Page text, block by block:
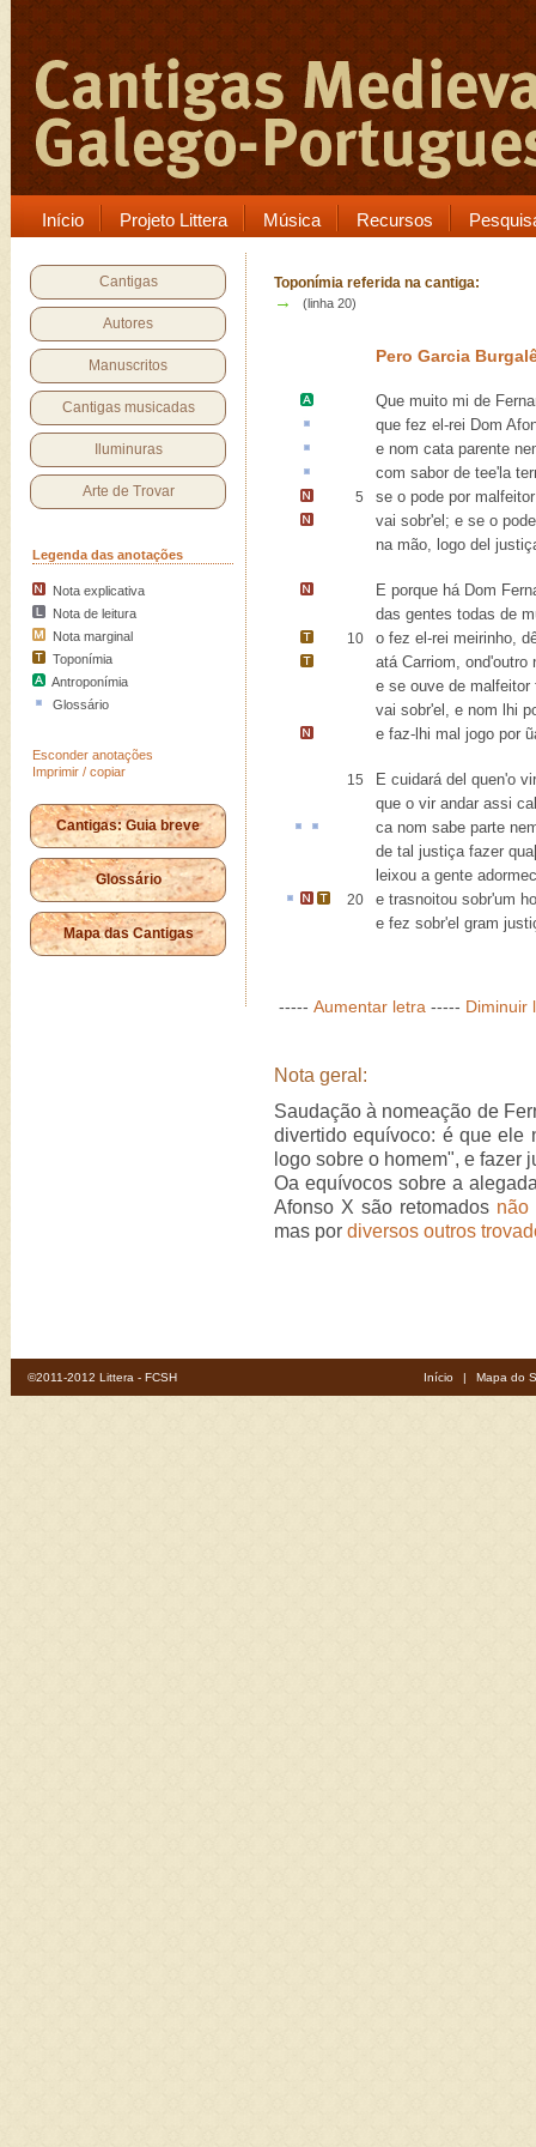
Início Projeto Littera Música Recursos
Cantigas
Autores
Manuscritos
Cantigas musicadas
Iluminuras
Arte de Trovar
Legenda das anotações
Nota explicativa
Nota de leitura
Nota marginal
Toponímia
Antroponímia
Glossário
Esconder anotações
Imprimir / copiar
Cantigas: Guia breve
Glossário
Mapa das Cantigas
Toponímia referida na cantiga:
→ (linha 20)
Pero Garcia
Que muito mi de
que fez el-rei Dom
e nom cataparente
com sabor de tee'la
5
se o pode por
vai sobr'el; e se o
na mão, logo del
E porque há Dom
das gentes todas de
10
o fez el-rei meirinho,
atá Carriom, ond'outro
e se ouve de malfeitor
vai sobr'el, e nom lhi
e faz-lhi mal jogo por
15
E cuidará del quen'o
que o vir andar assi
ca nom sabe parte
de tal justiça fazer
leixou a gente
20 e trasnoitou sobr'um
e fez sobr'el gram
----- Aumentar letra ----- Diminuir
Nota geral:
Saudação à nomeação de
divertido equívoco: é que ele
logo sobre o homem", e fazer
Oa equívocos sobre a
Afonso X são retomados não
mas por diversos outros
©2011-2012 Littera - FCSH Início | Mapa do